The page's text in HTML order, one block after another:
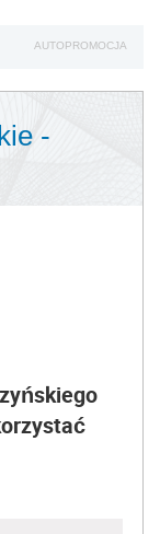
AUTOPROMOCJA
-